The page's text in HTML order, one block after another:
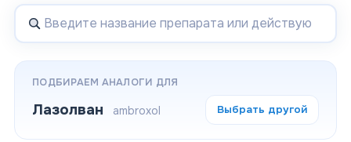
ПОДБИРАЕМ АНАЛОГИ ДЛЯ
Лазолван ambroxol Выбрать другой